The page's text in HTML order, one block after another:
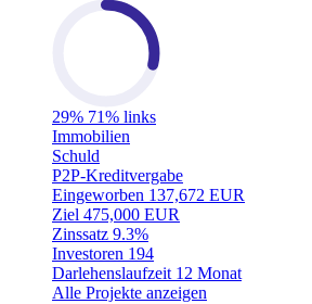
29% 71% links
Immobilien
Schuld
P2P-Kreditvergabe
Eingeworben 137,672 EUR
Ziel 475,000 EUR
Zinssatz 9.3%
Investoren 194
Darlehenslaufzeit 12 Monat
Alle Projekte anzeigen